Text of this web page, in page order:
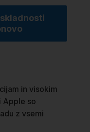
in visokim
Apple so
z vsemi